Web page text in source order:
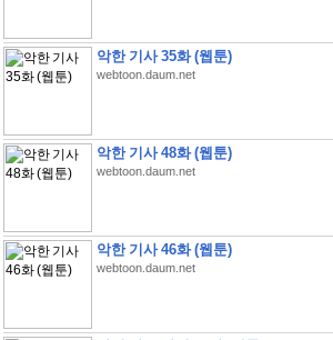
악한 기사 35화 (웹툰)
webtoon.daum.net
악한 기사 48화 (웹툰)
webtoon.daum.net
악한 기사 46화 (웹툰)
webtoon.daum.net